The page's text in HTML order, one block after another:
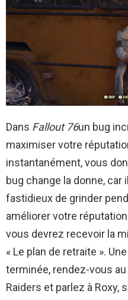
Dans Fallout 76un bug
maximiser votre
instantanément, vous
bug change la donne,
fastidieux de grinder
améliorer votre
vous devrez recevoir la
« Le plan de retraite ».
terminée, rendez-vous
Raiders et parlez à Roxy,